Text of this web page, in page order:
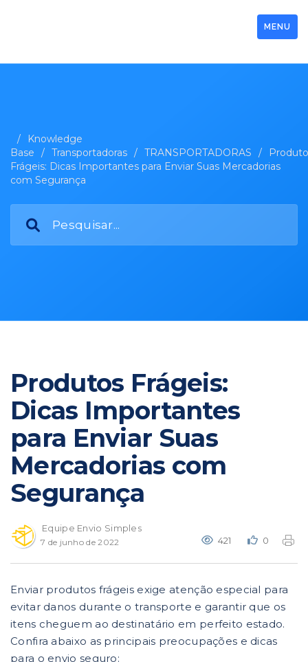
MENU
/
Knowledge
Base
/ Transportadoras / TRANSPORTADORAS /
Frágeis: Dicas Importantes para Enviar Suas Mercadorias
com Segurança
Produtos Frágeis:
Dicas Importantes
para Enviar Suas
Mercadorias com
Segurança
421 0
Equipe Envio Simples
7 de junho de 2022
Enviar produtos frágeis exige atenção especial para
evitar danos durante o transporte e garantir que os
itens cheguem ao destinatário em perfeito estado.
Confira abaixo as principais preocupações e dicas
para o envio seguro: